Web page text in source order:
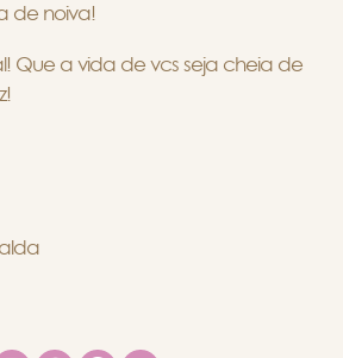
de noiva!
Que a vida de vcs seja cheia de